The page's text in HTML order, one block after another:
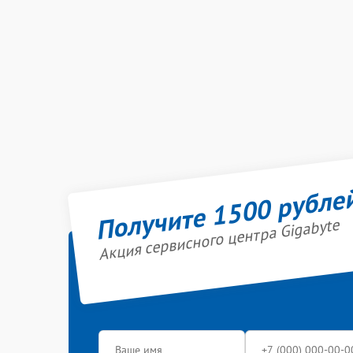
Получите 1500
Акция сервисного центра Gigabyte